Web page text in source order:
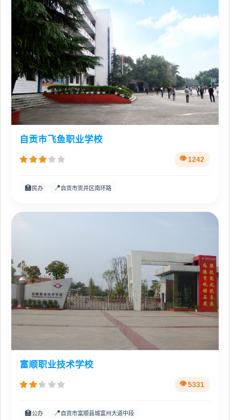
自贡市飞鱼职业学校
1242
🏫 民办 📍自贡市贡井区南环路
富顺职业技术学校
5331
🏫公办 📍 自贡市富顺县城富州大道中段